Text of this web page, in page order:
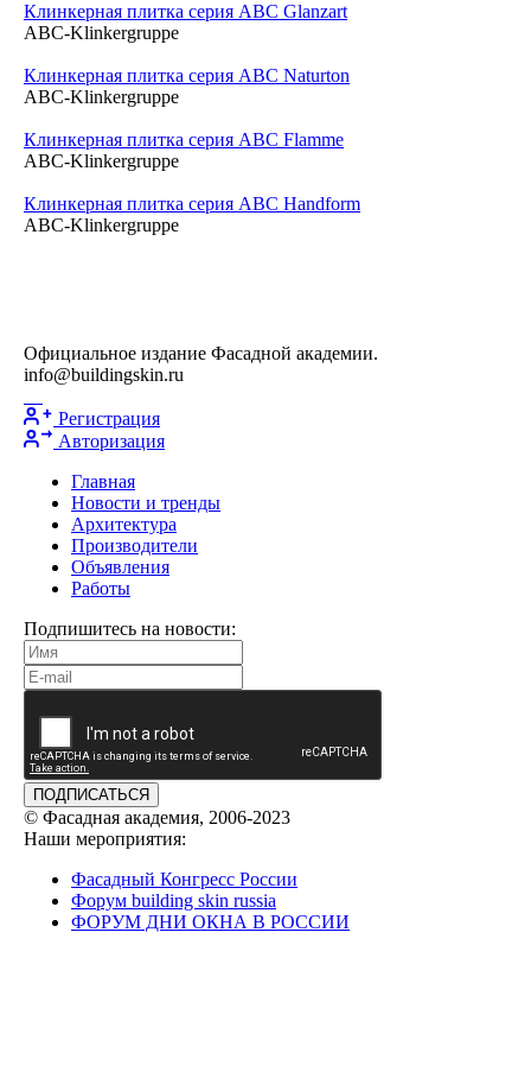
Клинкерная плитка серия ABC Glanzart
ABC-Klinkergruppe
Клинкерная плитка серия ABC Naturton
ABC-Klinkergruppe
Клинкерная плитка серия ABC Flamme
ABC-Klinkergruppe
Клинкерная плитка серия ABC Handform
ABC-Klinkergruppe
Официальное издание Фасадной академии.
info@buildingskin.ru
Регистрация
Авторизация
Главная
Новости и тренды
Архитектура
Производители
Объявления
Работы
Подпишитесь на новости:
ПОДПИСАТЬСЯ
© Фасадная академия, 2006-2023
Наши мероприятия:
Фасадный Конгресс России
Форум building skin russia
ФОРУМ ДНИ ОКНА В РОССИИ